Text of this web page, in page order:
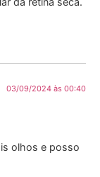
03/09/2024 às 00:40
olhos e posso